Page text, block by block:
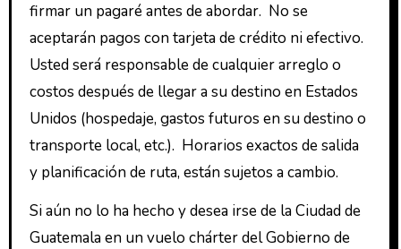
firmar un pagaré antes de abordar. No se
aceptarán pagos con tarjeta de crédito ni efectivo.
Usted será responsable de cualquier arreglo o
costos después de llegar a su destino en Estados
Unidos (hospedaje, gastos futuros en su destino o
transporte local, etc.). Horarios exactos de salida
y planificación de ruta, están sujetos a cambio.
Si aún no lo ha hecho y desea irse de la Ciudad de
Guatemala en un vuelo chárter del Gobierno de